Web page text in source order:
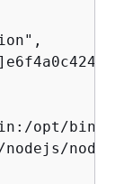
opt/bin",